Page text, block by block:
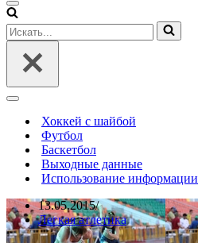
Меню
навигации
Искать...
Меню
навигацииХоккей с шайбой
Футбол
Баскетбол
Выходные данные
Использование информации
13.05.2015
Легкая атлетика